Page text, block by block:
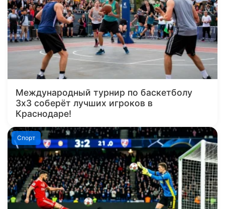
Международный турнир по баскетболу
3х3 соберёт лучших игроков в
Краснодаре!
Спорт